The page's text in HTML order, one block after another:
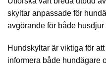
skyltar anpassade för
avgörande för både
Hundskyltar är viktiga för
informera både hundägare